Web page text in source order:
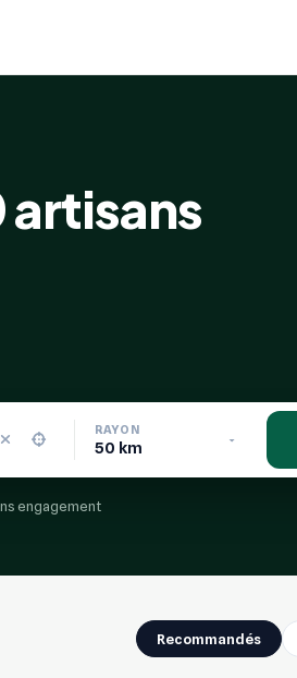
artisans
RAYON
engagement
Recommandés